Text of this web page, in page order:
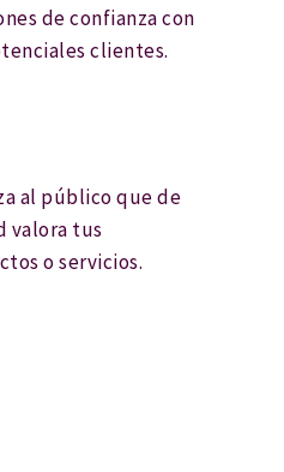
de confianza con
clientes.
al público que de
valora tus
o servicios.